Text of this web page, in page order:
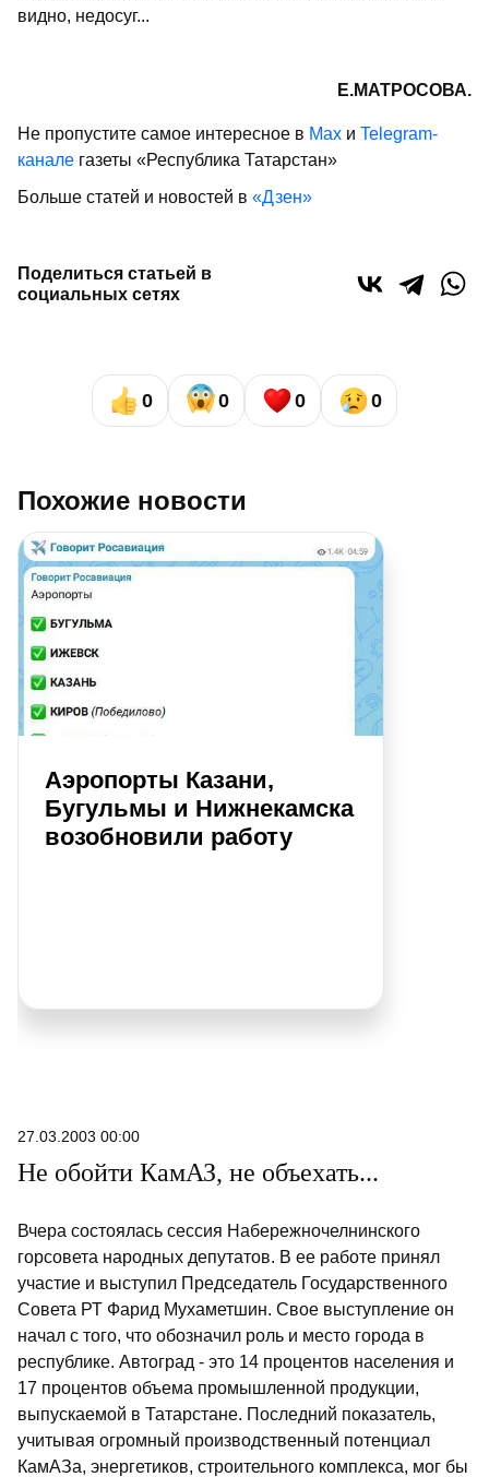
видно, недосуг...
Е.МАТРОСОВА.
Не пропустите самое интересное в Max и Telegram-
канале газеты «Республика Татарстан»
Больше статей и новостей в «Дзен»
Поделиться статьей в
социальных сетях
0 0 0 0
Похожие новости
Аэропорты Казани,
Бугульмы и Нижнекамска
возобновили работу
27.03.2003 00:00
Не обойти КамАЗ, не объехать...
Вчера состоялась сессия Набережночелнинского
горсовета народных депутатов. В ее работе принял
участие и выступил Председатель Государственного
Совета РТ Фарид Мухаметшин. Свое выступление он
начал с того, что обозначил роль и место города в
республике. Автоград - это 14 процентов населения и
17 процентов объема промышленной продукции,
выпускаемой в Татарстане. Последний показатель,
учитывая огромный производственный потенциал
КамАЗа, энергетиков, строительного комплекса, мог бы